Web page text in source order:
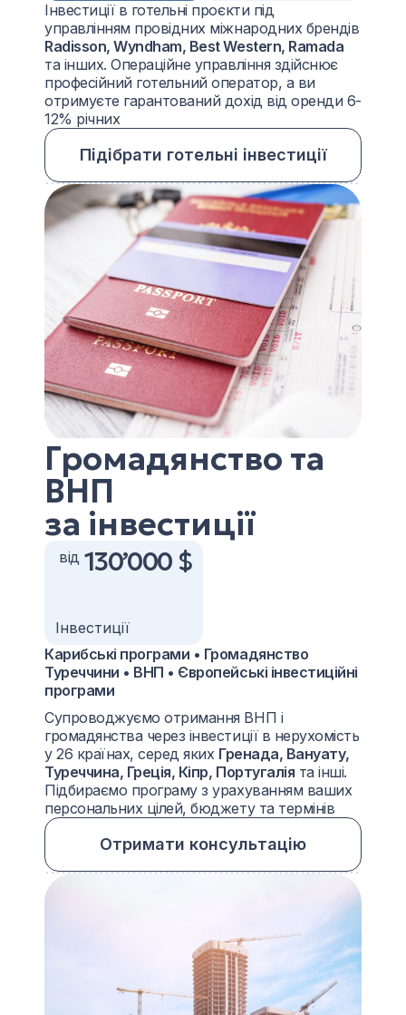
Інвестиції в готельні проєкти під
управлінням провідних міжнародних брендів
Radisson, Wyndham, Best Western, Ramada
та інших. Операційне управління здійснює
професійний готельний оператор, а ви
отримуєте гарантований дохід від оренди 6-
12% річних
Підібрати готельні інвестиції
Громадянство та
ВНП
за інвестиції
від 130’000 $
Інвестиції
Карибські програми • Громадянство
Туреччини • ВНП • Європейські інвестиційні
програми
Супроводжуємо отримання ВНП і
громадянства через інвестиції в нерухомість
у 26 країнах, серед яких Гренада, Вануату,
Туреччина, Греція, Кіпр, Португалія та інші.
Підбираємо програму з урахуванням ваших
персональних цілей, бюджету та термінів
Отримати консультацію